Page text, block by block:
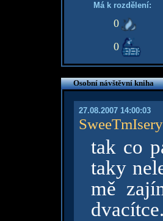
Má k rozdělení:
0
0
Osobní návštěvní kniha
27.08.2007 14:00:03
SweeTmIsery
tak co
taky
mě